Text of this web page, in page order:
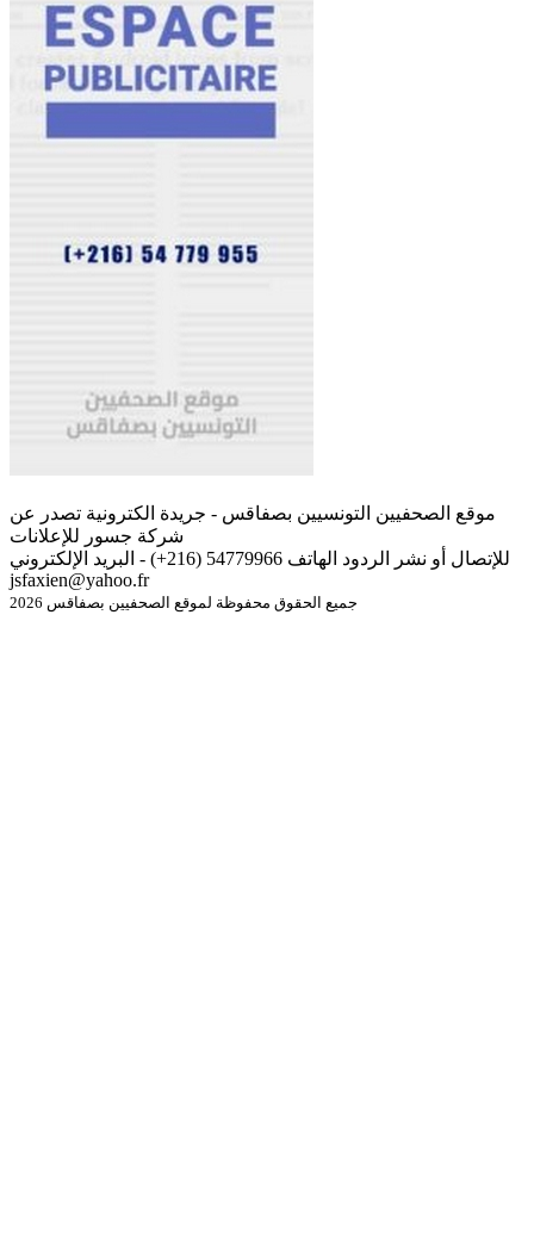
موقع الصحفيين التونسيين بصفاقس - جريدة الكترونية تصدر عن
شركة جسور للإعلانات
للإتصال أو نشر الردود الهاتف 54779966 (216+) - البريد الإلكتروني
jsfaxien@yahoo.fr
جميع الحقوق محفوظة لموقع الصحفيين بصفاقس 2026